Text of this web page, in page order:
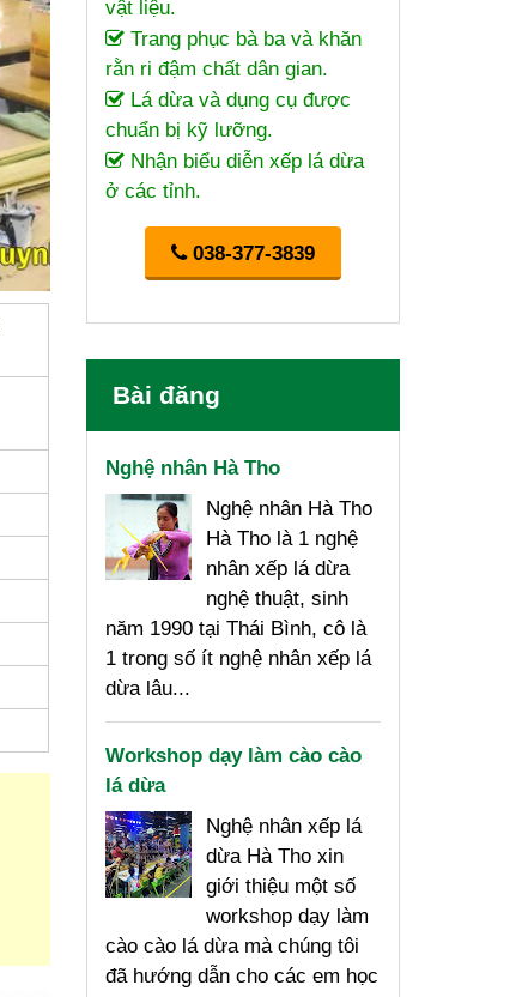
vật liệu.
Trang phục bà ba và khăn
rằn ri đậm chất dân gian.
Lá dừa và dụng cụ được
chuẩn bị kỹ lưỡng.
Nhận biểu diễn xếp lá dừa
ở các tỉnh.
038-377-3839
Bài đăng
Nghệ nhân Hà Tho
Nghệ nhân Hà Tho
Hà Tho là 1 nghệ
nhân xếp lá dừa
nghệ thuật, sinh
năm 1990 tại Thái Bình, cô là
1 trong số ít nghệ nhân xếp lá
dừa lâu...
Workshop dạy làm cào cào
lá dừa
Nghệ nhân xếp lá
dừa Hà Tho xin
giới thiệu một số
workshop dạy làm
cào cào lá dừa mà chúng tôi
đã hướng dẫn cho các em học